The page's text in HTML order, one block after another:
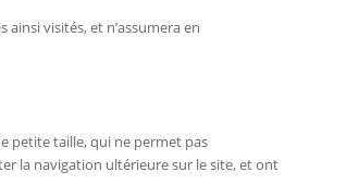
visités, et n’assumera en
petite taille, qui ne permet pas
la navigation ultérieure sur le site, et ont